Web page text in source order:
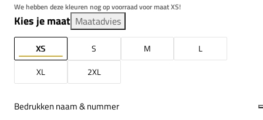
We hebben deze kleuren nog op voorraad voor maat XS!
Kies je maat Maatadvies
XS S M
L
XL
2XL
Bedrukken naam & nummer